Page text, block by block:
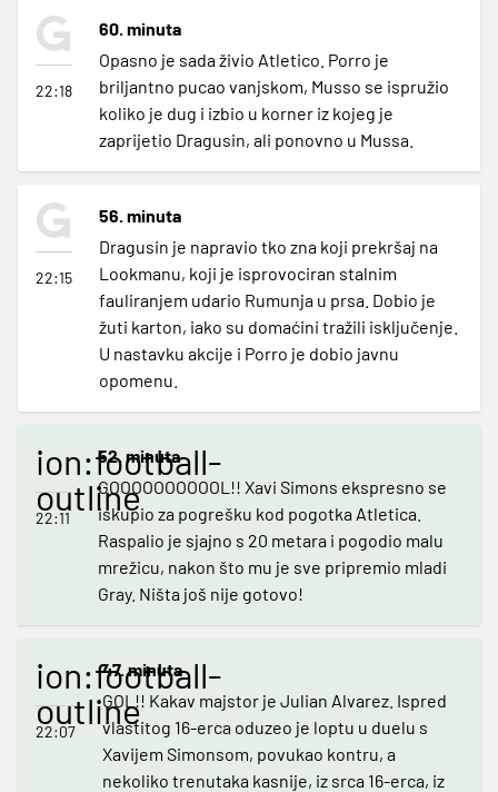
22:18
60. minuta
Opasno je sada živio Atletico. Porro je
briljantno pucao vanjskom, Musso se ispružio
koliko je dug i izbio u korner iz kojeg je
zaprijetio Dragusin, ali ponovno u Mussa.
22:15
56. minuta
Dragusin je napravio tko zna koji prekršaj na
Lookmanu, koji je isprovociran stalnim
fauliranjem udario Rumunja u prsa. Dobio je
žuti karton, iako su domaćini tražili isključenje.
U nastavku akcije i Porro je dobio javnu
opomenu.
ion:football-
outline
22:11
52. minuta
GOOOOOOOOOOL!! Xavi Simons ekspresno se
iskupio za pogrešku kod pogotka Atletica.
Raspalio je sjajno s 20 metara i pogodio malu
mrežicu, nakon što mu je sve pripremio mladi
Gray. Ništa još nije gotovo!
ion:football-
outline
22:07
47. minuta
GOL!! Kakav majstor je Julian Alvarez. Ispred
vlastitog 16-erca oduzeo je loptu u duelu s
Xavijem Simonsom, povukao kontru, a
nekoliko trenutaka kasnije, iz srca 16-erca, iz